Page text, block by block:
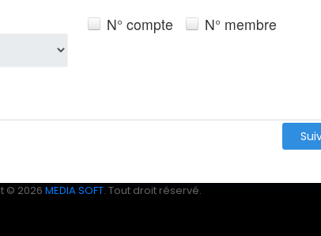
N° compte N° membre
© 2026 MEDIA SOFT. Tout droit réservé.